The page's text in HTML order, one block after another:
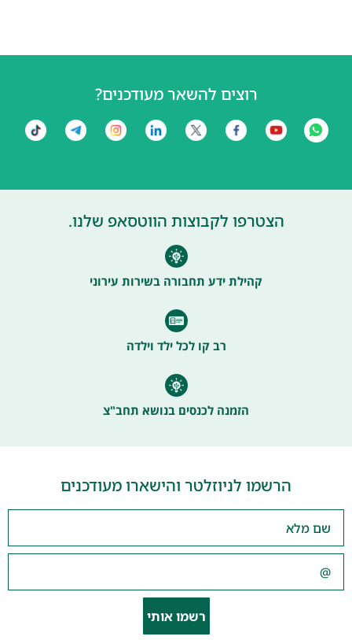
רוצים להשאר מעודכנים?
הצטרפו לקבוצות הווטסאפ שלנו.
קהילת ידע תחבורה בשירות עירוני
רב קו לכל ילד וילדה
הזמנה לכנסים בנושא תחב"צ
הרשמו לניוזלטר והישארו מעודכנים
רשמו אותי